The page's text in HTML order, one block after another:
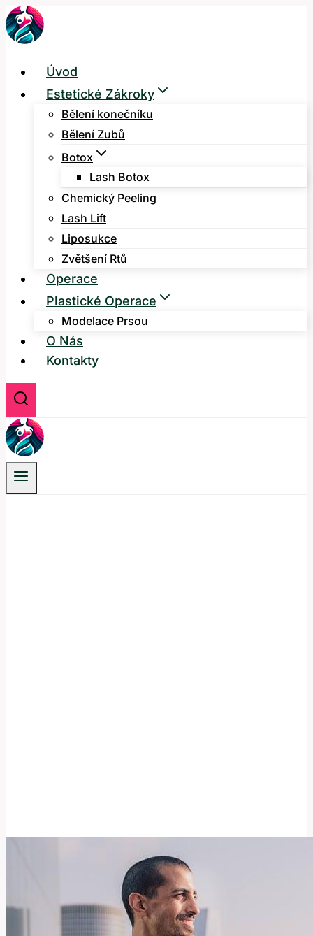
Přeskočit
na
Úvod
Estetické Zákroky
Bělení konečníku
Bělení Zubů
Botox
Lash Botox
Chemický Peeling
Lash Lift
Liposukce
Zvětšení Rtů
Operace
Plastické Operace
Modelace Prsou
O Nás
Kontakty